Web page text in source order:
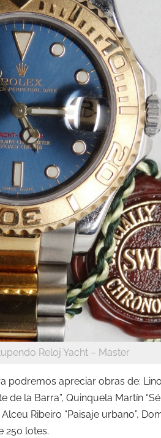
Reloj Yacht – Master
podremos apreciar obras de:
de la Barra”, Quinquela Martín
Ribeiro “Paisaje urbano”,
250 lotes.